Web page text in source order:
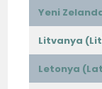
Yeni
Litvanya
Letonya